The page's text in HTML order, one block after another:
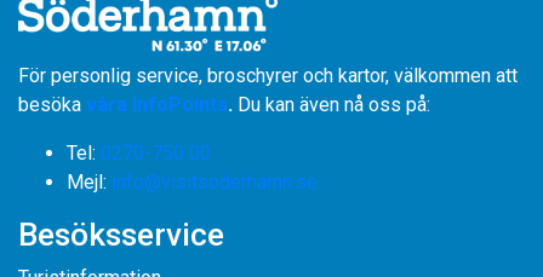
För personlig service, broschyrer och kartor, välkommen att
besöka våra InfoPoints. Du kan även nå oss på:
Tel: 0270-750 00
​​​​​​​Mejl: info@visitsoderhamn.se
Besöksservice